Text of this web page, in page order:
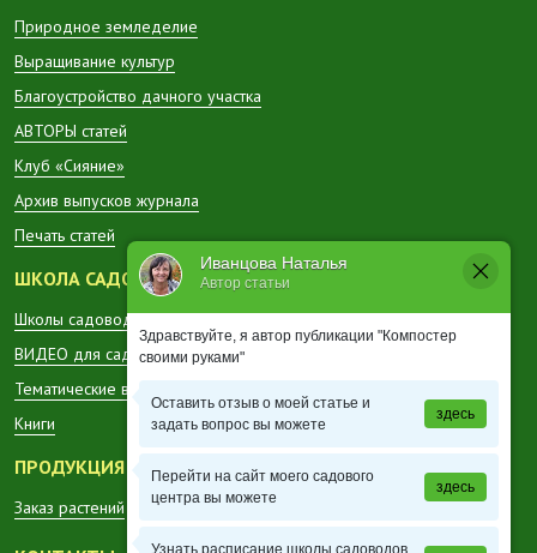
Иванцова Наталья
Автор статьи
Здравствуйте, я автор публикации "Компостер
своими руками"
Оставить отзыв о моей статье и
задать вопрос вы можете
здесь
Перейти на сайт моего садового
центра вы можете
здесь
Узнать расписание школы садоводов
Природное земледелие
Выращивание культур
Благоустройство дачного участка
АВТОРЫ статей
Клуб «Сияние»
Архив выпусков журнала
Печать статей
ШКОЛА САДОВОДА
Школы садоводов в регионах
ВИДЕО для садоводов
Тематические вестники
Книги
ПРОДУКЦИЯ
Заказ растений